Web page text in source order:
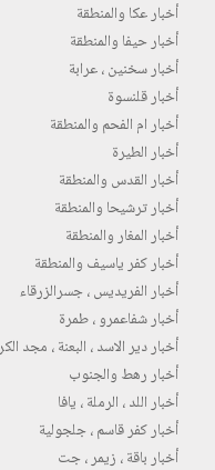
أخبار عكا والمنطقة
أخبار حيفا والمنطقة
أخبار سخنين ، عرابة
أخبار قلنسوة
أخبار ام الفحم والمنطقة
أخبار الطيرة
أخبار القدس والمنطقة
أخبار ترشيحا والمنطقة
أخبار المغار والمنطقة
أخبار كفر ياسيف والمنطقة
أخبار الفريديس ، جسرالزرقاء
أخبار شفاعمرو ، طمرة
أخبار دير الاسد ، البعنة ، مجد
أخبار رهط والجنوب
أخبار اللد ، الرملة ، يافا
أخبار كفر قاسم ، جلجولية
أخبار باقة ، زيمر ، جت